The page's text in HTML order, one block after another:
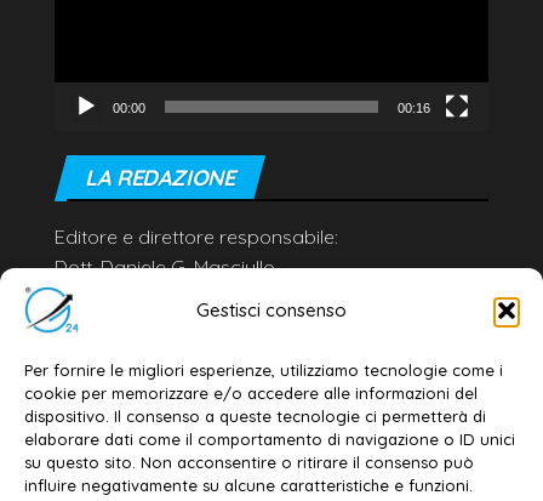
Gestisci consenso
Per fornire le migliori esperienze, utilizziamo tecnologie come i
cookie per memorizzare e/o accedere alle informazioni del
dispositivo. Il consenso a queste tecnologie ci permetterà di
elaborare dati come il comportamento di navigazione o ID unici
su questo sito. Non acconsentire o ritirare il consenso può
influire negativamente su alcune caratteristiche e funzioni.
00:00 00:16
LA REDAZIONE
Editore e direttore responsabile:
Dott. Daniele G. Masciullo
Email:
redazione@galatina24.it
Privacy policy–Cookie policy
© 2020-2026 | Galatina24 ®